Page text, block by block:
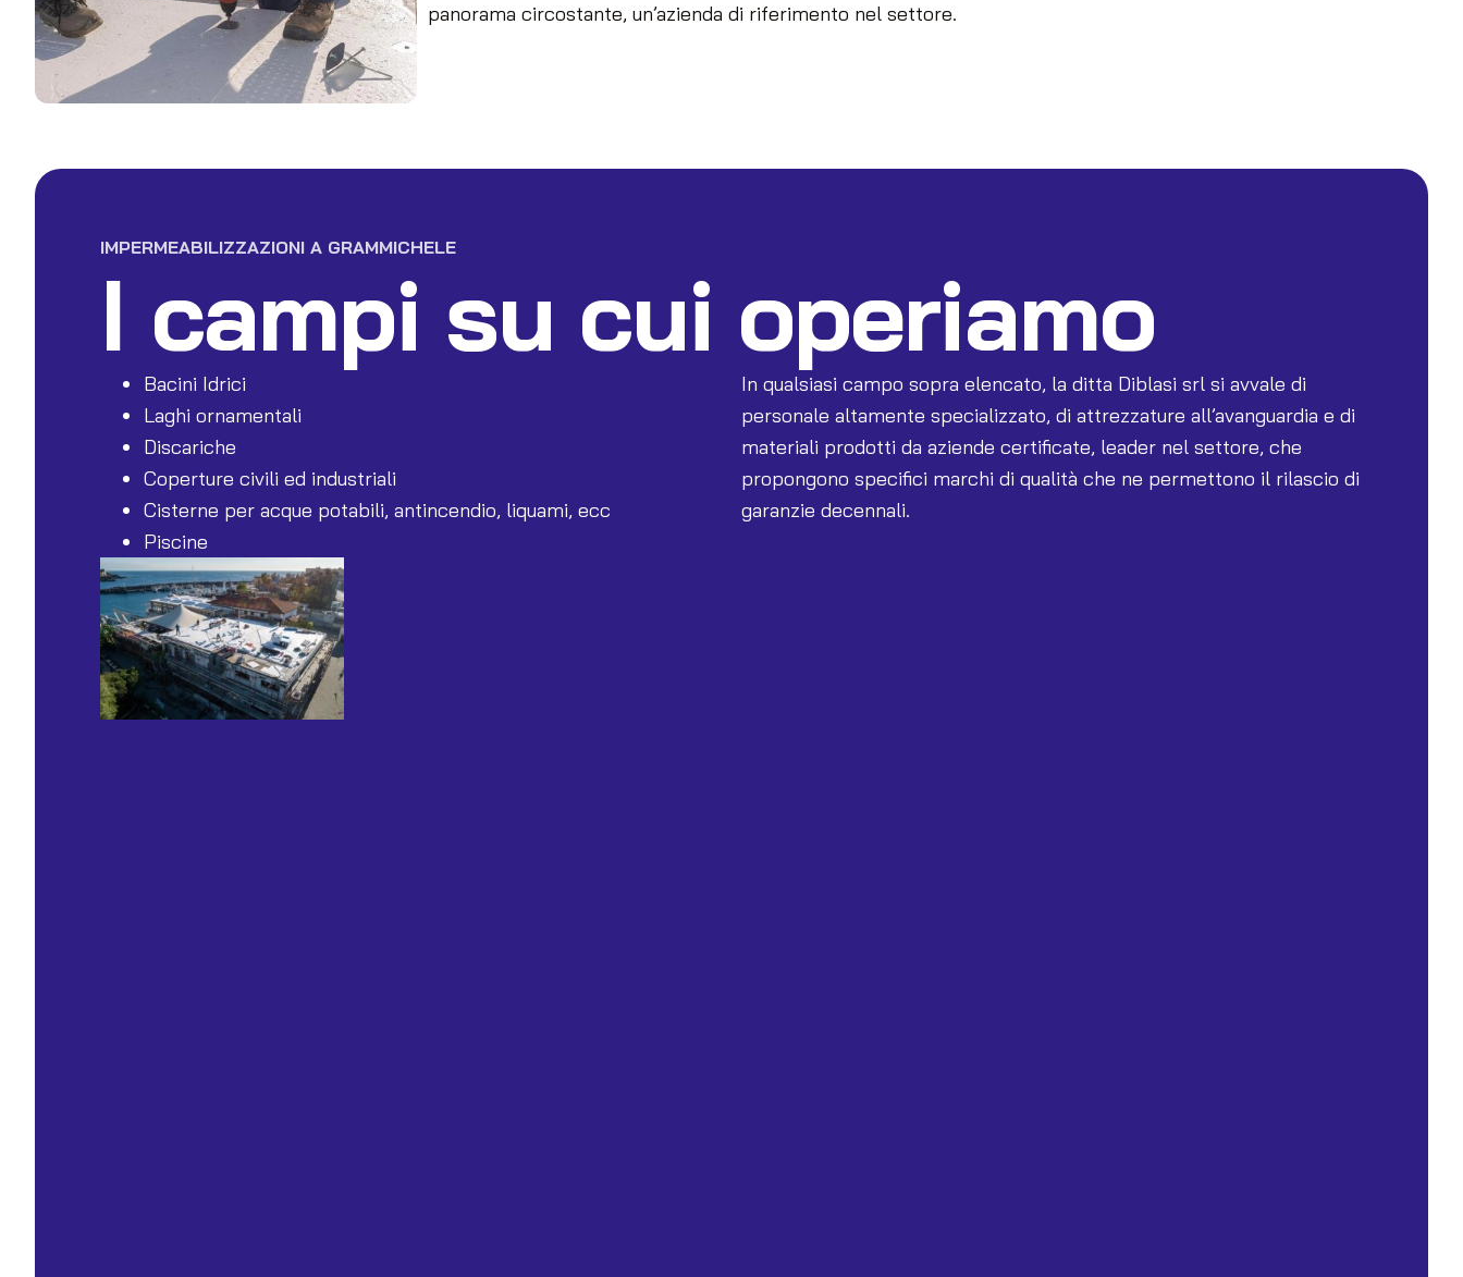
panorama circostante, un’azienda di riferimento nel settore.
IMPERMEABILIZZAZIONI A GRAMMICHELE
I campi su cui operiamo
Bacini Idrici
Laghi ornamentali
Discariche
Coperture civili ed industriali
Cisterne per acque potabili, antincendio, liquami, ecc
Piscine
In qualsiasi campo sopra elencato, la ditta Diblasi srl si avvale di
personale altamente specializzato, di attrezzature all’avanguardia e di
materiali prodotti da aziende certificate, leader nel settore, che
propongono specifici marchi di qualità che ne permettono il rilascio di
garanzie decennali.